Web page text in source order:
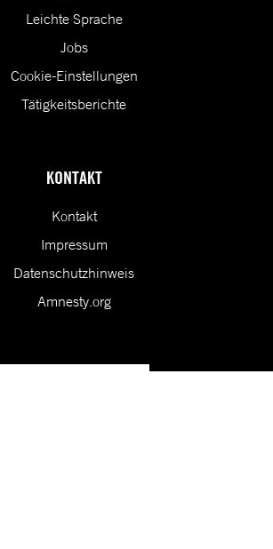
Leichte Sprache
Jobs
Cookie-Einstellungen
Tätigkeitsberichte
KONTAKT
Kontakt
Impressum
Datenschutzhinweis
Amnesty.org